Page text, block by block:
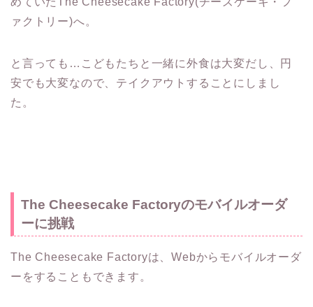
ァクトリー)へ。
と言っても…こどもたちと一緒に外食は大変だし、円
安でも大変なので、テイクアウトすることにしまし
た。
The Cheesecake Factoryのモバイルオーダ
ーに挑戦
The Cheesecake Factoryは、Webからモバイルオーダ
ーをすることもできます。